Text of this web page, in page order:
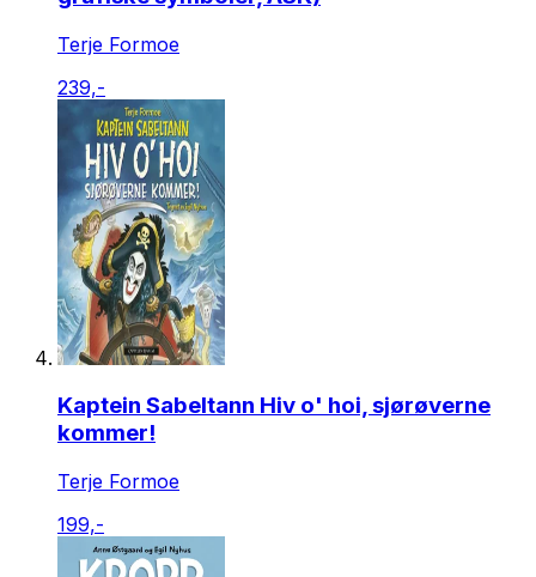
Terje Formoe
239,-
Kaptein Sabeltann Hiv o' hoi, sjørøverne
kommer!
Terje Formoe
199,-